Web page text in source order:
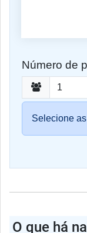
Número de
Selecione
O que há